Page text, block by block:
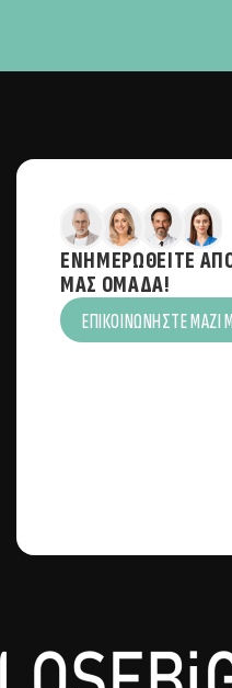
ΕΝΗΜΕΡΩΘΕΊΤΕ
ΜΑΣ ΟΜΆΔΑ!
ΕΠΙΚΟΙΝΩΝΉΣΤΕ ΜΑΖΊ